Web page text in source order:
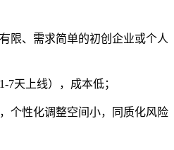
限、需求简单的初创企业或个人
7天上线），成本低；
个性化调整空间小，同质化风险